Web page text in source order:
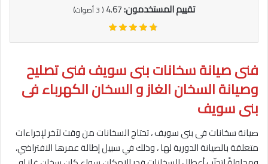
تقييم المستخدمون:4.67
(
3أصوات)
فنى صيانة سخانات بنى سويف فنى تصليح
وصيانة السخان الغاز و السخان الكهرباء فى
بنى سويف
صيانة سخانات فى بنى سويف ، تحتاج السخانات من وقت لآخر لإجراءات
متعلقة بالصيانة الدورية لها ، وذلك في سبيل إطالة عمرها الافتراضي،